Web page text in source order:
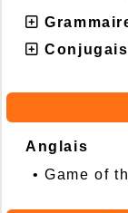
Anglais
•Game of